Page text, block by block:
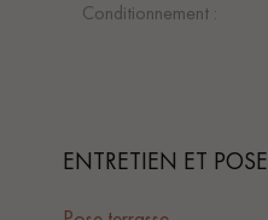
Conditionnement :
ENTRETIEN ET POSE